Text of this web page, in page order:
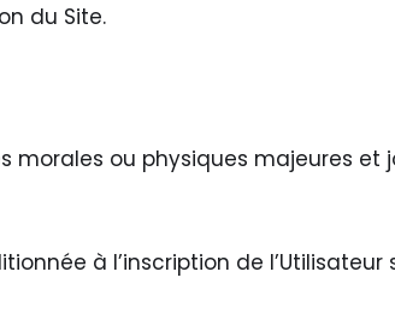
du Site.
morales ou physiques majeures
à l’inscription de l’Utilisateur